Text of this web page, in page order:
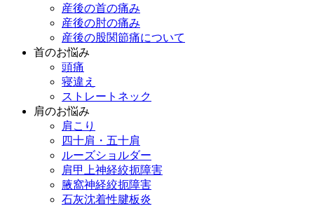
産後の首の痛み
産後の肘の痛み
産後の股関節痛について
首のお悩み
頭痛
寝違え
ストレートネック
肩のお悩み
肩こり
四十肩・五十肩
ルーズショルダー
肩甲上神経絞扼障害
腋窩神経絞扼障害
石灰沈着性腱板炎